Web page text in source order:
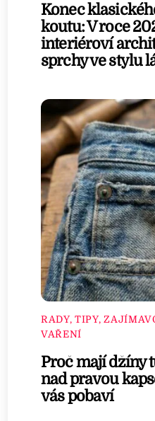
Konec
koutu: V roce
interiéroví
sprchy ve stylu
RADY, TIPY,
VAŘENÍ
Proč mají džíny
nad pravou
vás pobaví